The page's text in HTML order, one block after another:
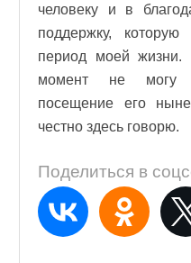
человеку и в
поддержку,
период моей
момент не могу
посещение его
честно здесь говорю.
Поделиться в